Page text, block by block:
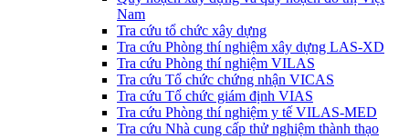
Nam
Tra cứu tổ chức xây dựng
Tra cứu Phòng thí nghiệm xây dựng LAS-XD
Tra cứu Phòng thí nghiệm VILAS
Tra cứu Tổ chức chứng nhận VICAS
Tra cứu Tổ chức giám định VIAS
Tra cứu Phòng thí nghiệm y tế VILAS-MED
Tra cứu Nhà cung cấp thử nghiệm thành thạo